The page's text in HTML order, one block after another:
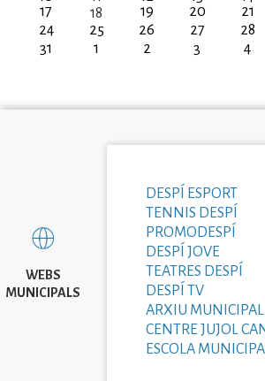
17
18 19 20 21
24
25 26 27 28
31
1 2 3 4
WEBS
MUNICIPALS
DESPÍ ESPORT
TENNIS DESPÍ
PROMODESPÍ
DESPÍ JOVE
TEATRES DESPÍ
DESPÍ TV
ARXIU MUNICIPAL
CENTRE JUJOL
ESCOLA